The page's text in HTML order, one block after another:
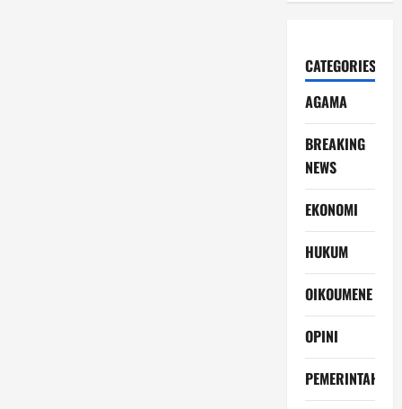
CATEGORIES
AGAMA
BREAKING
NEWS
EKONOMI
HUKUM
OIKOUMENE
OPINI
PEMERINTAH